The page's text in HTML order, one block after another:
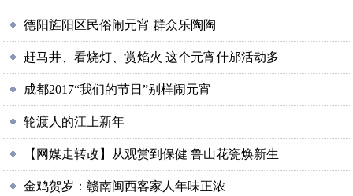
德阳旌阳区民俗闹元宵 群众乐陶陶
赶马井、看烧灯、赏焰火 这个元宵什邡活动多
成都2017“我们的节日”别样闹元宵
轮渡人的江上新年
【网媒走转改】从观赏到保健 鲁山花瓷焕新生
金鸡贺岁：赣南闽西客家人年味正浓